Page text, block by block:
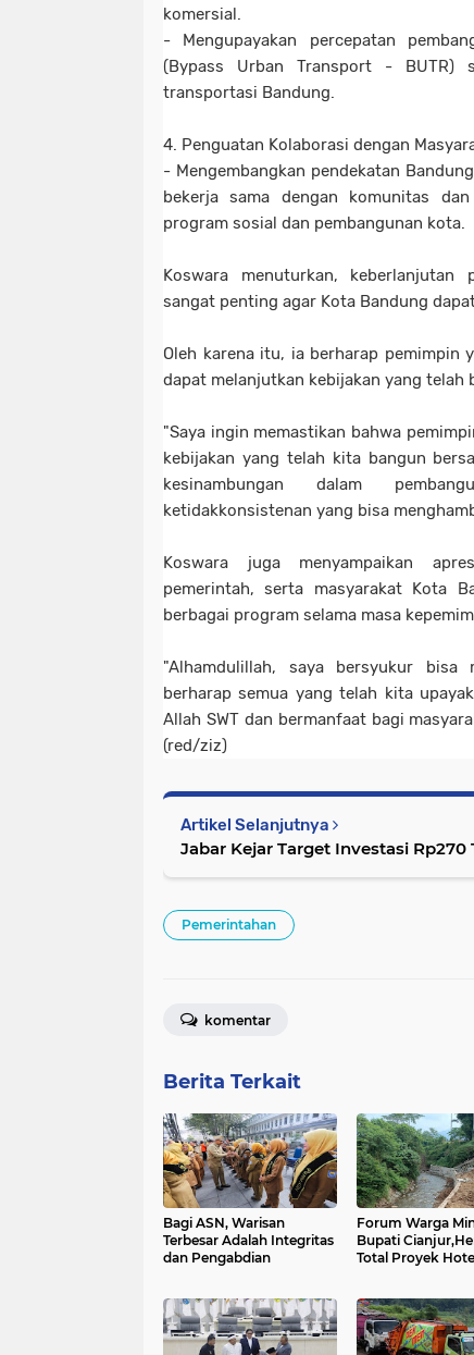
komersial.
- Mengupayakan percepatan
(Bypass Urban Transport - BUTR)
transportasi Bandung.
4. Penguatan Kolaborasi dengan
- Mengembangkan pendekatan
bekerja sama dengan komunitas
program sosial dan pembangunan kota.
Koswara menuturkan,
sangat penting agar Kota Bandung
Oleh karena itu, ia berharap pemimpin
dapat melanjutkan kebijakan yang telah
"Saya ingin memastikan bahwa
kebijakan yang telah kita bangun
kesinambungan dalam
ketidakkonsistenan yang bisa
Koswara juga menyampaikan
pemerintah, serta masyarakat Kota
berbagai program selama masa
"Alhamdulillah, saya bersyukur bisa
berharap semua yang telah kita
Allah SWT dan bermanfaat bagi
(red/ziz)
Artikel Selanjutnya
Jabar Kejar Target Investasi Rp270
Pemerintahan
komentar
Berita Terkait
Bagi ASN, Warisan
Terbesar Adalah Integritas
dan Pengabdian
Forum Warga
Bupati
Total Proyek